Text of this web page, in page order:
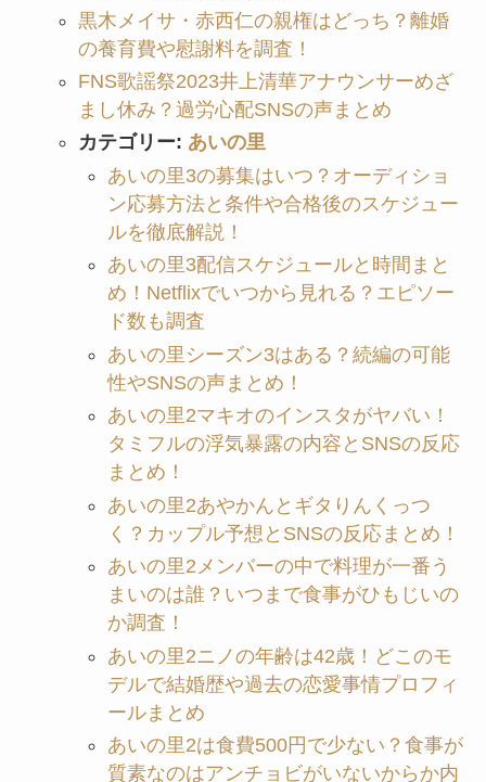
黒木メイサ・赤西仁の親権はどっち？離婚
の養育費や慰謝料を調査！
FNS歌謡祭2023井上清華アナウンサーめざ
まし休み？過労心配SNSの声まとめ
カテゴリー: あいの里
あいの里3の募集はいつ？オーディショ
ン応募方法と条件や合格後のスケジュー
ルを徹底解説！
あいの里3配信スケジュールと時間まと
め！Netflixでいつから見れる？エピソー
ド数も調査
あいの里シーズン3はある？続編の可能
性やSNSの声まとめ！
あいの里2マキオのインスタがヤバい！
タミフルの浮気暴露の内容とSNSの反応
まとめ！
あいの里2あやかんとギタりんくっつ
く？カップル予想とSNSの反応まとめ！
あいの里2メンバーの中で料理が一番う
まいのは誰？いつまで食事がひもじいの
か調査！
あいの里2ニノの年齢は42歳！どこのモ
デルで結婚歴や過去の恋愛事情プロフィ
ールまとめ
あいの里2は食費500円で少ない？食事が
質素なのはアンチョビがいないからか内